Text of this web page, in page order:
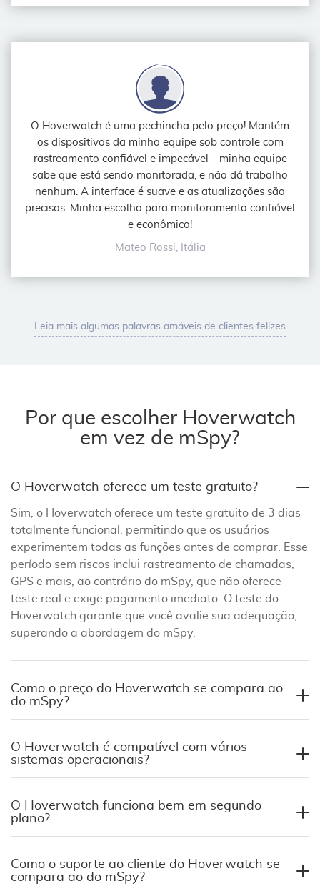
O Hoverwatch é uma pechincha pelo preço! Mantém
os dispositivos da minha equipe sob controle com
rastreamento confiável e impecável—minha equipe
sabe que está sendo monitorada, e não dá trabalho
nenhum. A interface é suave e as atualizações são
precisas. Minha escolha para monitoramento confiável
e econômico!
Mateo Rossi, Itália
Leia mais algumas palavras amáveis de clientes felizes
Por que escolher Hoverwatch
em vez de mSpy?
O Hoverwatch oferece um teste gratuito?
Sim, o Hoverwatch oferece um teste gratuito de 3 dias
totalmente funcional, permitindo que os usuários
experimentem todas as funções antes de comprar. Esse
período sem riscos inclui rastreamento de chamadas,
GPS e mais, ao contrário do mSpy, que não oferece
teste real e exige pagamento imediato. O teste do
Hoverwatch garante que você avalie sua adequação,
superando a abordagem do mSpy.
Como o preço do Hoverwatch se compara ao
do mSpy?
O Hoverwatch é compatível com vários
sistemas operacionais?
O Hoverwatch funciona bem em segundo
plano?
Como o suporte ao cliente do Hoverwatch se
compara ao do mSpy?